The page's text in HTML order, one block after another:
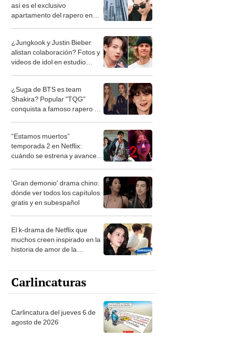
así es el exclusivo
apartamento del rapero en
¿Jungkook y Justin Bieber
alistan colaboración? Fotos y
videos de idol en estudio
¿Suga de BTS es team
Shakira? Popular "TQG"
conquista a famoso rapero del
“Estamos muertos”
temporada 2 en Netflix:
cuándo se estrena y avances
'Gran demonio' drama chino:
dónde ver todos los capítulos
gratis y en subespañol
El k-drama de Netflix que
muchos creen inspirado en la
historia de amor de la
Carlincaturas
Carlincatura del jueves 6 de
agosto de 2026